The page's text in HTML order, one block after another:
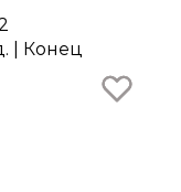
| Конец